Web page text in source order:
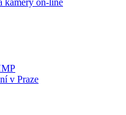
kamery on-line
v Praze